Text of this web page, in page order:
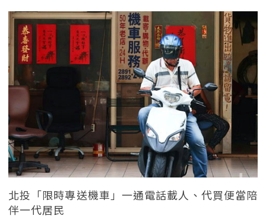
北投「限時專送機車」一通電話載人、代買便當陪
伴一代居民